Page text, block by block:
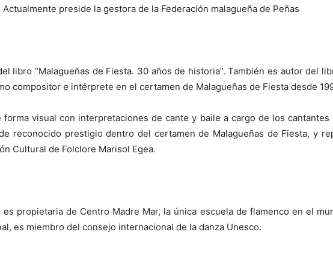
preside la gestora de la Federación malagueña de Peñas
libro “Malagueñas de Fiesta. 30 años de historia”. También es autor del
compositor e intérprete en el certamen de Malagueñas de Fiesta desde
visual con interpretaciones de cante y baile a cargo de los cantantes
reconocido prestigio dentro del certamen de Malagueñas de Fiesta, y
Cultural de Folclore Marisol Egea.
propietaria de Centro Madre Mar, la única escuela de flamenco en el
es miembro del consejo internacional de la danza Unesco.